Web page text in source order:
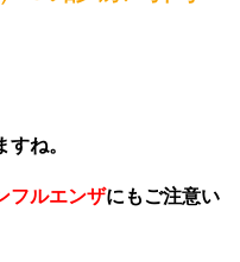
ね。
フルエンザにもご注意い